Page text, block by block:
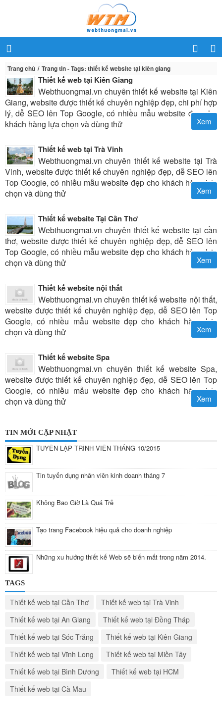
Trang chủ Trang tin - Tags: thiết kế website tại kiên giang
Thiết kế web tại Kiên Giang
Webthuongmai.vn chuyên thiết kế website tại Kiên
Giang, website được thiết kế chuyên nghiệp đẹp, chi phí hợp
lý, dễ SEO lên Top Google, có nhiều mẫu website đẹp cho
khách hàng lựa chọn và dùng thử
Xem
Thiết kế web tại Trà Vinh
Webthuongmai.vn chuyên thiết kế website tại Trà
Vinh, website được thiết kế chuyên nghiệp đẹp, dễ SEO lên
Top Google, có nhiều mẫu website đẹp cho khách hàng lựa
chọn và dùng thử
Xem
Thiết kế website Tại Cần Thơ
Webthuongmai.vn chuyên thiết kế website tại cần
thơ, website được thiết kế chuyên nghiệp đẹp, dễ SEO lên
Top Google, có nhiều mẫu website đẹp cho khách hàng lựa
chọn và dùng thử
Xem
Thiết kế website nội thất
Webthuongmai.vn chuyên thiết kế website nội thất,
website được thiết kế chuyên nghiệp đẹp, dễ SEO lên Top
Google, có nhiều mẫu website đẹp cho khách hàng lựa
chọn và dùng thử
Xem
Thiết kế website Spa
Webthuongmai.vn chuyên thiết kế website Spa,
website được thiết kế chuyên nghiệp đẹp, dễ SEO lên Top
Google, có nhiều mẫu website đẹp cho khách hàng lựa
chọn và dùng thử
Xem
TIN MỚI CẬP NHẬT
TUYỂN LẬP TRÌNH VIÊN THÁNG 10/2015
Tin tuyển dụng nhân viên kinh doanh tháng 7
Không Bao Giờ Là Quá Trễ
Tạo trang Facebook hiệu quả cho doanh nghiệp
Những xu hướng thiết kế Web sẽ biến mất trong năm 2014.
TAGS
Thiết kế web tại Cần Thơ
Thiết kế web tại Trà Vinh
Thiết kế web tại An Giang
Thiết kế web tại Đồng Tháp
Thiết kế web tại Sóc Trăng
Thiết kế web tại Kiên Giang
Thiết kế web tại Vĩnh Long
Thiết kế web tại Miền Tây
Thiết kế web tại Bình Dương
Thiết kế web tại HCM
Thiết kế web tại Cà Mau